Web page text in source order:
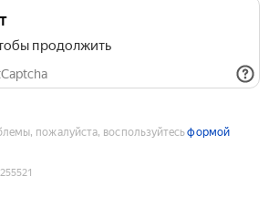
продолжить
пожалуйста, воспользуйтесьформой